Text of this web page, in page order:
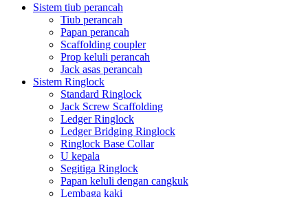
Sistem tiub perancah
Tiub perancah
Papan perancah
Scaffolding coupler
Prop keluli perancah
Jack asas perancah
Sistem Ringlock
Standard Ringlock
Jack Screw Scaffolding
Ledger Ringlock
Ledger Bridging Ringlock
Ringlock Base Collar
U kepala
Segitiga Ringlock
Papan keluli dengan cangkuk
Lembaga kaki